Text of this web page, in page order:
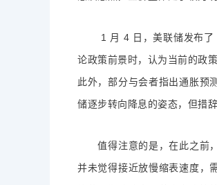
1 月 4 日，美联储发布了
论政策前景时，认为当前的政
此外，部分与会者指出通胀预
储逐步转向降息的姿态，但措
值得注意的是，在此之前，
并未觉得接近放慢缩表速度，